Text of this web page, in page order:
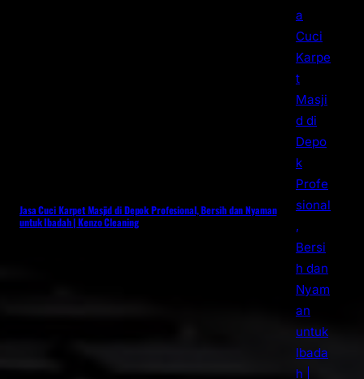
Jasa Cuci Karpet Masjid di Depok Profesional, Bersih dan Nyaman
untuk Ibadah | Kenzo Cleaning